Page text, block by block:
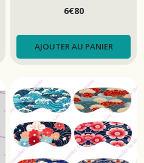
6€80
AJOUTER AU PANIER